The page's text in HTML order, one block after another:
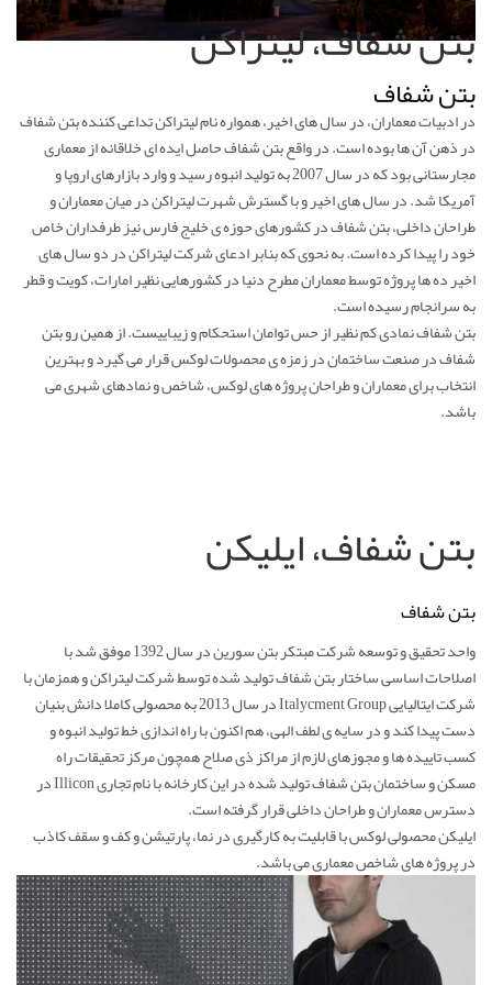
بتن شفاف، لیتراکن
بتن شفاف
در ادبیات معماران، در سال های اخیر، همواره نام لیتراکن تداعی کننده بتن شفاف
در ذهن آن ها بوده است. در واقع بتن شفاف حاصل ایده ای خلاقانه از معماری
مجارستانی بود که در سال 2007 به تولید انبوه رسید و وارد بازارهای اروپا و
آمریکا شد. در سال های اخیر و با گسترش شهرت لیتراکن در میان معماران و
طراحان داخلی، بتن شفاف در کشورهای حوزه ی خلیج فارس نیز طرفداران خاص
خود را پیدا کرده است. به نحوی که بنابر ادعای شرکت لیتراکن در دو سال های
اخیر ده ها پروژه توسط معماران مطرح دنیا در کشورهایی نظیر امارات، کویت و قطر
به سرانجام رسیده است.
بتن شفاف نمادی کم نظیر از حس توامان استحکام و زیباییست. از همین رو بتن
شفاف در صنعت ساختمان در زمزه ی محصولات لوکس قرار می گیرد و بهترین
انتخاب برای معماران و طراحان پروژه های لوکس، شاخص و نمادهای شهری می
باشد.
بتن شفاف، ایلیکن
بتن شفاف
واحد تحقیق و توسعه شرکت مبتکر بتن سورین در سال 1392 موفق شد با
اصلاحات اساسی ساختار بتن شفاف تولید شده توسط شرکت لیتراکن و همزمان با
شرکت ایتالیایی Italycment Group در سال 2013 به محصولی کاملا دانش بنیان
دست پیدا کند و در سایه ی لطف الهی، هم اکنون با راه اندازی خط تولید انبوه و
کسب تاییده ها و مجوزهای لازم از مراکز ذی صلاح همچون مرکز تحقیقات راه
مسکن و ساختمان بتن شفاف تولید شده در این کارخانه با نام تجاری Illicon در
دسترس معماران و طراحان داخلی قرار گرفته است.
ایلیکن محصولی لوکس با قابلیت به کارگیری در نما، پارتیشن و کف و سقف کاذب
در پروژه های شاخص معماری می باشد.